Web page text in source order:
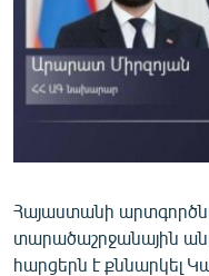
ՄԻՋԱԶԳԱՅԻՆ
ՄՇԱԿՈՒՅԹ
ՍՊՈՐՏ
ԿՈՐՈՆԱՎԻՐՈՒՍ
ԱՐԽԻՎ
Հայաստանի
տարածաշրջանային
հարցերն է քննարկել